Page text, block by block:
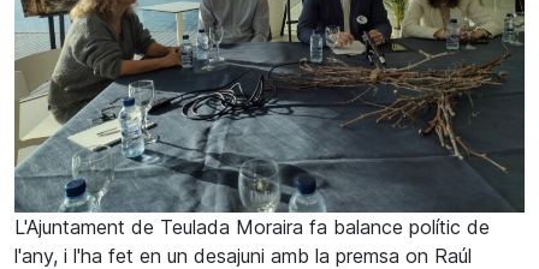
L'Ajuntament de Teulada Moraira fa balance polític de
l'any, i l'ha fet en un desajuni amb la premsa on Raúl